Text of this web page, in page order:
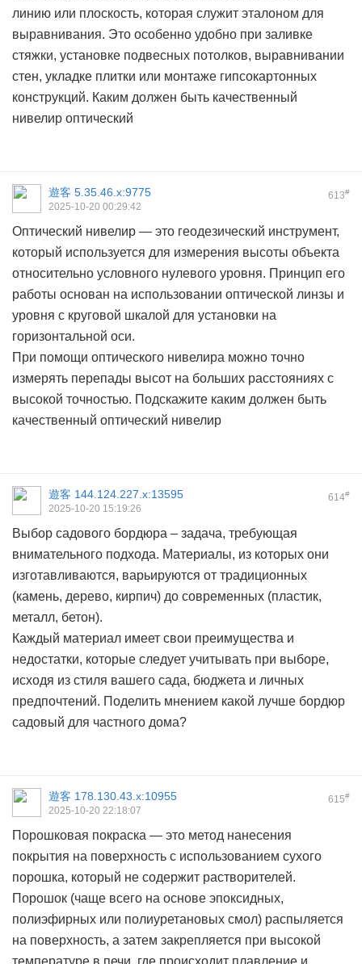
линию или плоскость, которая служит эталоном для
выравнивания. Это особенно удобно при заливке
стяжки, установке подвесных потолков, выравнивании
стен, укладке плитки или монтаже гипсокартонных
конструкций. Каким должен быть качественный
нивелир оптический
613#
遊客 5.35.46.x:9775
2025-10-20 00:29:42
Оптический нивелир — это геодезический инструмент,
который используется для измерения высоты объекта
относительно условного нулевого уровня. Принцип его
работы основан на использовании оптической линзы и
уровня с круговой шкалой для установки на
горизонтальной оси.
При помощи оптического нивелира можно точно
измерять перепады высот на больших расстояниях с
высокой точностью. Подскажите каким должен быть
качественный оптический нивелир
614#
遊客 144.124.227.x:13595
2025-10-20 15:19:26
Выбор садового бордюра – задача, требующая
внимательного подхода. Материалы, из которых они
изготавливаются, варьируются от традиционных
(камень, дерево, кирпич) до современных (пластик,
металл, бетон).
Каждый материал имеет свои преимущества и
недостатки, которые следует учитывать при выборе,
исходя из стиля вашего сада, бюджета и личных
предпочтений. Поделить мнением какой лучше бордюр
садовый для частного дома?
615#
遊客 178.130.43.x:10955
2025-10-20 22:18:07
Порошковая покраска — это метод нанесения
покрытия на поверхность с использованием сухого
порошка, который не содержит растворителей.
Порошок (чаще всего на основе эпоксидных,
полиэфирных или полиуретановых смол) распыляется
на поверхность, а затем закрепляется при высокой
температуре в печи, где происходит плавление и